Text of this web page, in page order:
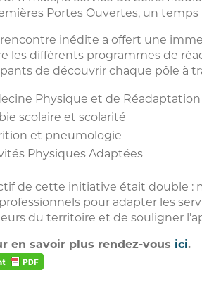
Portes Ouvertes, un temps
inédite a offert une
les différents programmes de
de découvrir chaque pôle à
Physique et de Réadaptation
scolaire et scolarité
et pneumologie
Physiques Adaptées
de cette initiative était double :
pour adapter les
du territoire et de souligner
en savoir plus rendez-vous ici.